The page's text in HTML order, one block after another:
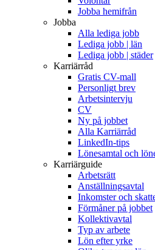
Jobba hemifrån
Jobba
Alla lediga jobb
Lediga jobb | län
Lediga jobb | städer
Karriärråd
Gratis CV-mall
Personligt brev
Arbetsintervju
CV
Ny på jobbet
Alla Karriärråd
LinkedIn-tips
Lönesamtal och
Karriärguide
Arbetsrätt
Anställningsavtal
Inkomster och
Förmåner på jobbet
Kollektivavtal
Typ av arbete
Lön efter yrke